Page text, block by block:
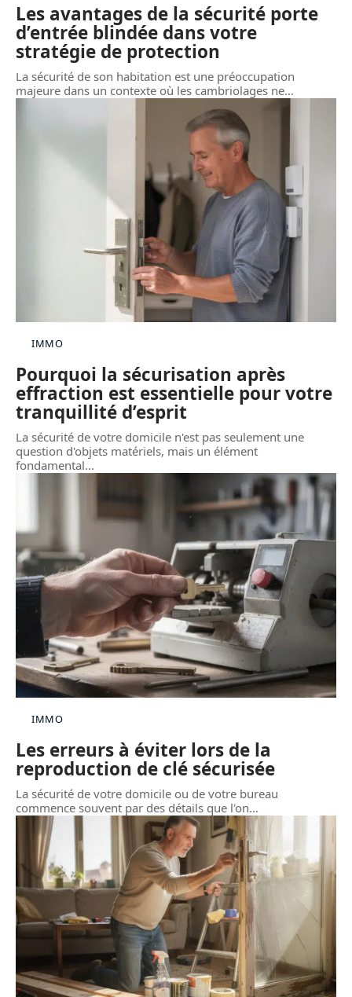
Les avantages de la sécurité porte
d’entrée blindée dans votre
stratégie de protection
La sécurité de son habitation est une préoccupation
majeure dans un contexte où les cambriolages ne…
IMMO
Pourquoi la sécurisation après
effraction est essentielle pour votre
tranquillité d’esprit
La sécurité de votre domicile n'est pas seulement une
question d'objets matériels, mais un élément
fondamental…
IMMO
Les erreurs à éviter lors de la
reproduction de clé sécurisée
La sécurité de votre domicile ou de votre bureau
commence souvent par des détails que l'on…